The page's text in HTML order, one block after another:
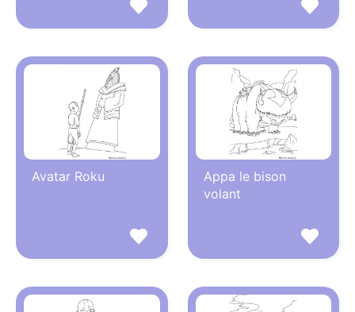
Avatar Roku
Appa le bison
volant